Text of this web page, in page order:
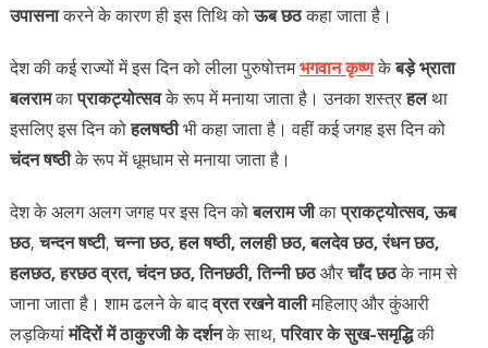
उपासनाकरने के कारण ही इस तिथि कोऊब छठकहा जाता है।
देश की कई राज्यों में इस दिन को लीला पुरुषोत्तमभगवान कृष्णकेबड़े भ्राता
बलरामकाप्राकट्योत्सवके रूप में मनाया जाता है। उनका शस्त्रहलथा
इसलिए इस दिन कोहलषष्ठीभी कहा जाता है। वहीं कई जगह इस दिन को
चंदन षष्ठीके रूप में धूमधाम से मनाया जाता है।
देश के अलग अलग जगह पर इस दिन कोबलराम जीकाप्राकट्योत्सव,ऊब
छठ,चन्दन षष्टी,चन्ना छठ, हल षष्ठी, ललही छठ, बलदेव छठ, रंधन छठ,
हलछठ, हरछठ व्रत, चंदन छठ, तिनछठी, तिन्नी छठऔरचाँदछठके नाम से
जाना जाता है। शाम ढलने के बादव्रत रखने वालीमहिलाए और कुंआरी
लड़कियांमंदिरों में ठाकुरजी के दर्शनके साथ,परिवार के सुख-समृद्धिकी